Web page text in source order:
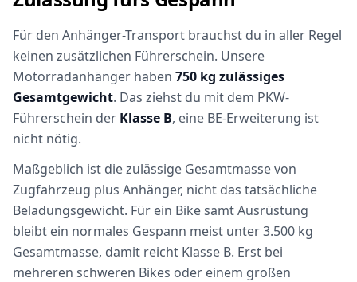
Für den Anhänger-Transport brauchst du in aller Regel
keinen zusätzlichen Führerschein. Unsere
Motorradanhänger haben 750 kg zulässiges
Gesamtgewicht. Das ziehst du mit dem PKW-
Führerschein der Klasse B, eine BE-Erweiterung ist
nicht nötig.
Maßgeblich ist die zulässige Gesamtmasse von
Zugfahrzeug plus Anhänger, nicht das tatsächliche
Beladungsgewicht. Für ein Bike samt Ausrüstung
bleibt ein normales Gespann meist unter 3.500 kg
Gesamtmasse, damit reicht Klasse B. Erst bei
mehreren schweren Bikes oder einem großen